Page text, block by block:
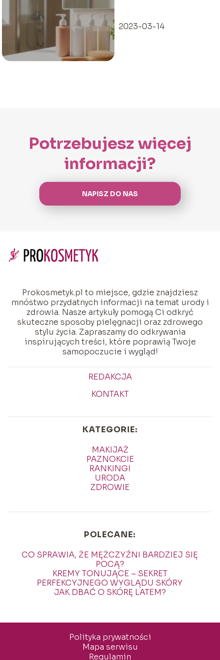
wybrać?
2023-03-14
Potrzebujesz więcej
informacji?
NAPISZ DO NAS
Prokosmetyk.pl to miejsce, gdzie znajdziesz
mnóstwo przydatnych informacji na temat urody i
zdrowia. Nasze artykuły pomogą Ci odkryć
skuteczne sposoby pielęgnacji oraz zdrowego
stylu życia. Zapraszamy do odkrywania
inspirujących treści, które poprawią Twoje
samopoczucie i wygląd!
REDAKCJA
KONTAKT
KATEGORIE:
MAKIJAŻ
PAZNOKCIE
RANKINGI
URODA
ZDROWIE
POLECANE:
CO SPRAWIA, ŻE MĘŻCZYŹNI BARDZIEJ SIĘ
POCĄ?
KREMY TONUJĄCE – SEKRET
PERFEKCYJNEGO WYGLĄDU SKÓRY
JAK DBAĆ O SKÓRĘ LATEM?
Polityka prywatności
Mapa serwisu
Regulamin